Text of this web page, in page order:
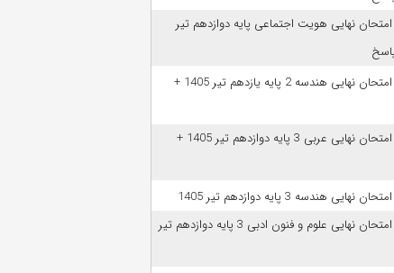
امتحان نهایی هویت اجتماعی پایه دوازدهم تیر
دانلود امتحان نهایی هندسه 2 پایه یازدهم تیر 1405 +
دانلود امتحان نهایی عربی 3 پایه دوازدهم تیر 1405 +
نهایی هندسه 3 پایه دوازدهم تیر 1405
دانلود امتحان نهایی علوم و فنون ادبی 3 پایه دوازدهم تیر